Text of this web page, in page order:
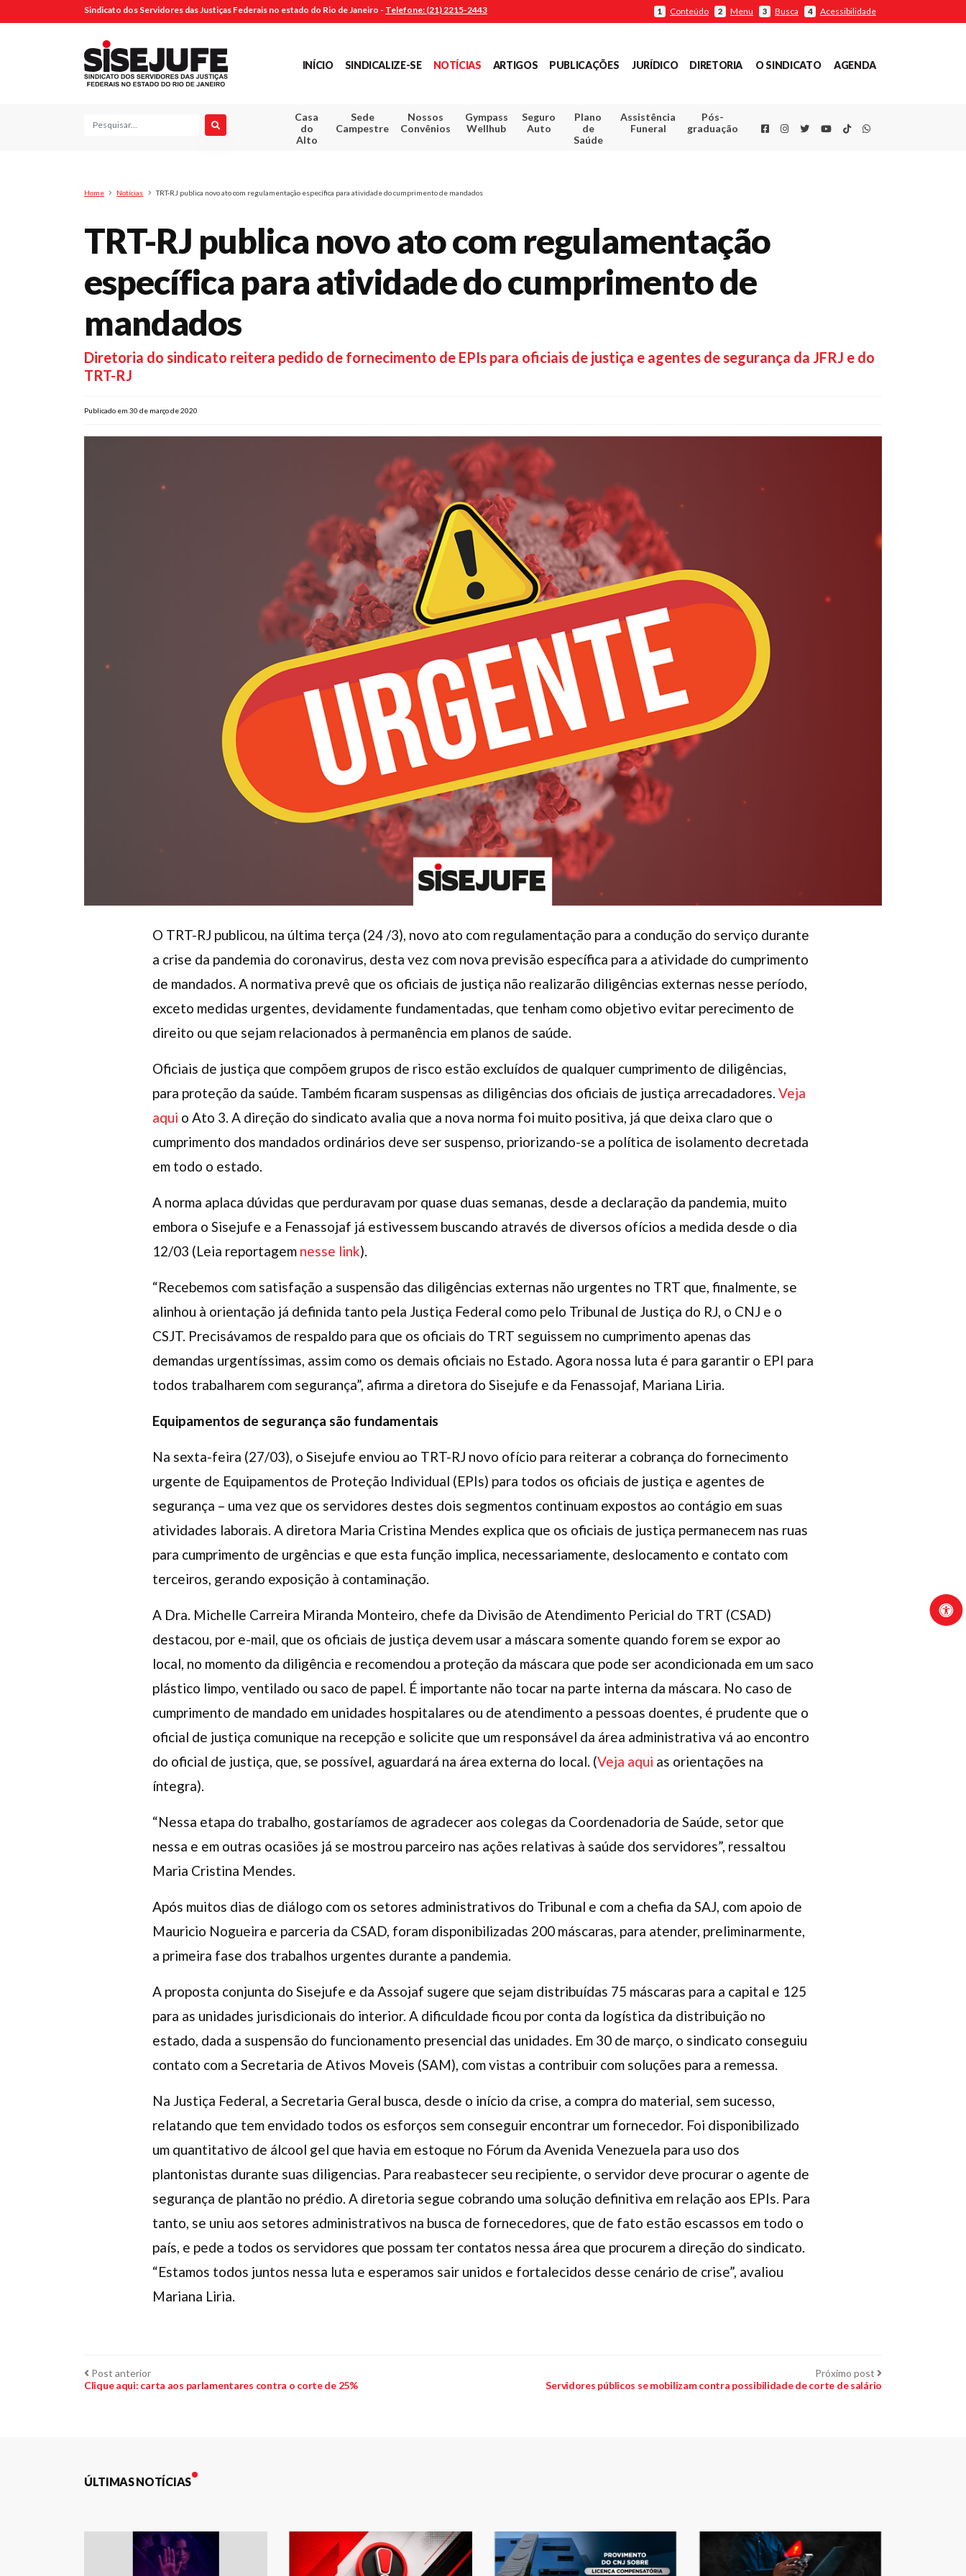
Sindicato dos Servidores das Justiças Federais no estado do Rio de Janeiro - Telefone: (21) 2215-2443 1 Conteúdo 2 Menu 3 Busca 4 Acessibilidade
INÍCIO SINDICALIZE-SE NOTÍCIAS ARTIGOS PUBLICAÇÕES JURÍDICO DIRETORIA O SINDICATO AGENDA
Pesquisa
Casa
do
Alto
Sede
Campestre
Nossos
Convênios
Gympass
Wellhub
Seguro
Auto
Plano
de
Saúde
Assistência
Funeral
Pós-
graduação
FacebookInstagram
TwitterYoutube
TikTokWhatsapp
Home Notícias TRT-RJ publica novo ato com regulamentação específica para atividade do cumprimento de mandados
TRT-RJ publica novo ato com regulamentação
específica para atividade do cumprimento de
mandados
Diretoria do sindicato reitera pedido de fornecimento de EPIs para oficiais de justiça e agentes de segurança da JFRJ e do
TRT-RJ
Publicado em 30 de março de 2020
O TRT-RJ publicou, na última terça (24 /3), novo ato com regulamentação para a condução do serviço durante
a crise da pandemia do coronavirus, desta vez com nova previsão específica para a atividade do cumprimento
de mandados. A normativa prevê que os oficiais de justiça não realizarão diligências externas nesse período,
exceto medidas urgentes, devidamente fundamentadas, que tenham como objetivo evitar perecimento de
direito ou que sejam relacionados à permanência em planos de saúde.
Oficiais de justiça que compõem grupos de risco estão excluídos de qualquer cumprimento de diligências,
para proteção da saúde. Também ficaram suspensas as diligências dos oficiais de justiça arrecadadores. Veja
aqui o Ato 3. A direção do sindicato avalia que a nova norma foi muito positiva, já que deixa claro que o
cumprimento dos mandados ordinários deve ser suspenso, priorizando-se a política de isolamento decretada
em todo o estado.
A norma aplaca dúvidas que perduravam por quase duas semanas, desde a declaração da pandemia, muito
embora o Sisejufe e a Fenassojaf já estivessem buscando através de diversos ofícios a medida desde o dia
12/03 (Leia reportagem nesse link).
“Recebemos com satisfação a suspensão das diligências externas não urgentes no TRT que, finalmente, se
alinhou à orientação já definida tanto pela Justiça Federal como pelo Tribunal de Justiça do RJ, o CNJ e o
CSJT. Precisávamos de respaldo para que os oficiais do TRT seguissem no cumprimento apenas das
demandas urgentíssimas, assim como os demais oficiais no Estado. Agora nossa luta é para garantir o EPI para
todos trabalharem com segurança”, afirma a diretora do Sisejufe e da Fenassojaf, Mariana Liria.
Equipamentos de segurança são fundamentais
Na sexta-feira (27/03), o Sisejufe enviou ao TRT-RJ novo ofício para reiterar a cobrança do fornecimento
urgente de Equipamentos de Proteção Individual (EPIs) para todos os oficiais de justiça e agentes de
segurança – uma vez que os servidores destes dois segmentos continuam expostos ao contágio em suas
atividades laborais. A diretora Maria Cristina Mendes explica que os oficiais de justiça permanecem nas ruas
para cumprimento de urgências e que esta função implica, necessariamente, deslocamento e contato com
terceiros, gerando exposição à contaminação.
A Dra. Michelle Carreira Miranda Monteiro, chefe da Divisão de Atendimento Pericial do TRT (CSAD)
destacou, por e-mail, que os oficiais de justiça devem usar a máscara somente quando forem se expor ao
local, no momento da diligência e recomendou a proteção da máscara que pode ser acondicionada em um saco
plástico limpo, ventilado ou saco de papel. É importante não tocar na parte interna da máscara. No caso de
cumprimento de mandado em unidades hospitalares ou de atendimento a pessoas doentes, é prudente que o
oficial de justiça comunique na recepção e solicite que um responsável da área administrativa vá ao encontro
do oficial de justiça, que, se possível, aguardará na área externa do local. (Veja aqui as orientações na
íntegra).
“Nessa etapa do trabalho, gostaríamos de agradecer aos colegas da Coordenadoria de Saúde, setor que
nessa e em outras ocasiões já se mostrou parceiro nas ações relativas à saúde dos servidores”, ressaltou
Maria Cristina Mendes.
Após muitos dias de diálogo com os setores administrativos do Tribunal e com a chefia da SAJ, com apoio de
Mauricio Nogueira e parceria da CSAD, foram disponibilizadas 200 máscaras, para atender, preliminarmente,
a primeira fase dos trabalhos urgentes durante a pandemia.
A proposta conjunta do Sisejufe e da Assojaf sugere que sejam distribuídas 75 máscaras para a capital e 125
para as unidades jurisdicionais do interior. A dificuldade ficou por conta da logística da distribuição no
estado, dada a suspensão do funcionamento presencial das unidades. Em 30 de março, o sindicato conseguiu
contato com a Secretaria de Ativos Moveis (SAM), com vistas a contribuir com soluções para a remessa.
Na Justiça Federal, a Secretaria Geral busca, desde o início da crise, a compra do material, sem sucesso,
relatando que tem envidado todos os esforços sem conseguir encontrar um fornecedor. Foi disponibilizado
um quantitativo de álcool gel que havia em estoque no Fórum da Avenida Venezuela para uso dos
plantonistas durante suas diligencias. Para reabastecer seu recipiente, o servidor deve procurar o agente de
segurança de plantão no prédio. A diretoria segue cobrando uma solução definitiva em relação aos EPIs. Para
tanto, se uniu aos setores administrativos na busca de fornecedores, que de fato estão escassos em todo o
país, e pede a todos os servidores que possam ter contatos nessa área que procurem a direção do sindicato.
“Estamos todos juntos nessa luta e esperamos sair unidos e fortalecidos desse cenário de crise”, avaliou
Mariana Liria.
Navegação
Post anteriorPost
anterior:
Clique aqui: carta aos parlamentares contra o corte de 25%
Próximo post Próximo
Servidores públicos se mobilizam contra possibilidade de corte de salário
ÚLTIMAS NOTÍCIAS